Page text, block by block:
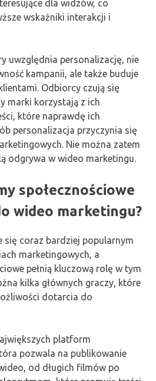
dla widzów, co
wskaźniki interakcji i
uwzględnia personalizację, nie
kampanii, ale także buduje
Odbiorcy czują się
marki korzystają z ich
które naprawdę ich
personalizacja przyczynia się
Nie można zatem
odgrywa w wideo marketingu.
społecznościowe
wideo marketingu?
się coraz bardziej popularnym
marketingowych, a
pełnią kluczową rolę w tym
kilka głównych graczy, które
dotarcia do
platform
pozwala na publikowanie
od długich filmów po